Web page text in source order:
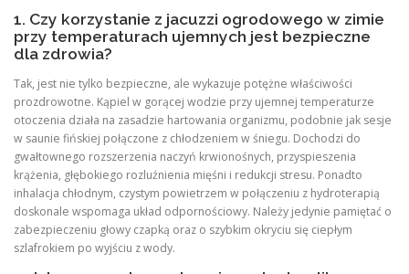
1. Czy korzystanie z jacuzzi ogrodowego w zimie
przy temperaturach ujemnych jest bezpieczne
dla zdrowia?
Tak, jest nie tylko bezpieczne, ale wykazuje potężne właściwości
prozdrowotne. Kąpiel w gorącej wodzie przy ujemnej temperaturze
otoczenia działa na zasadzie hartowania organizmu, podobnie jak sesje
w saunie fińskiej połączone z chłodzeniem w śniegu. Dochodzi do
gwałtownego rozszerzenia naczyń krwionośnych, przyspieszenia
krążenia, głębokiego rozluźnienia mięśni i redukcji stresu. Ponadto
inhalacja chłodnym, czystym powietrzem w połączeniu z hydroterapią
doskonale wspomaga układ odpornościowy. Należy jedynie pamiętać o
zabezpieczeniu głowy czapką oraz o szybkim okryciu się ciepłym
szlafrokiem po wyjściu z wody.